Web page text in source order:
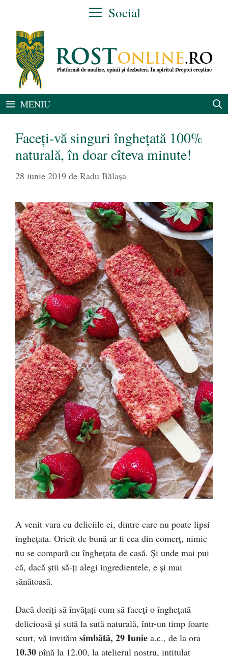
conținut
Social
MENIU
Faceți-vă singuri înghețată 100%
naturală, în doar cîteva minute!
28 iunie 2019 de Radu Bălaşa
A venit vara cu deliciile ei, dintre care nu poate lipsi
înghețata. Oricît de bună ar fi cea din comerț, nimic
nu se compară cu înghețata de casă. Și unde mai pui
că, dacă știi să-ți alegi ingredientele, e și mai
sănătoasă.
Dacă doriți să învățați cum să faceți o înghețată
delicioasă și sută la sută naturală, într-un timp foarte
scurt, vă invităm sîmbătă, 29 Iunie a.c., de la ora
10.30 pînă la 12.00, la atelierul nostru, intitulat